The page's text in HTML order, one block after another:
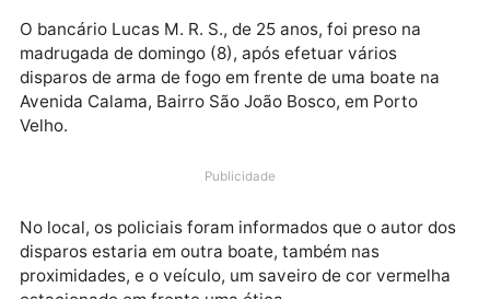
madrugada de domingo (8), após efetuar vários
Avenida Calama, Bairro São João Bosco, em Porto
Velho.